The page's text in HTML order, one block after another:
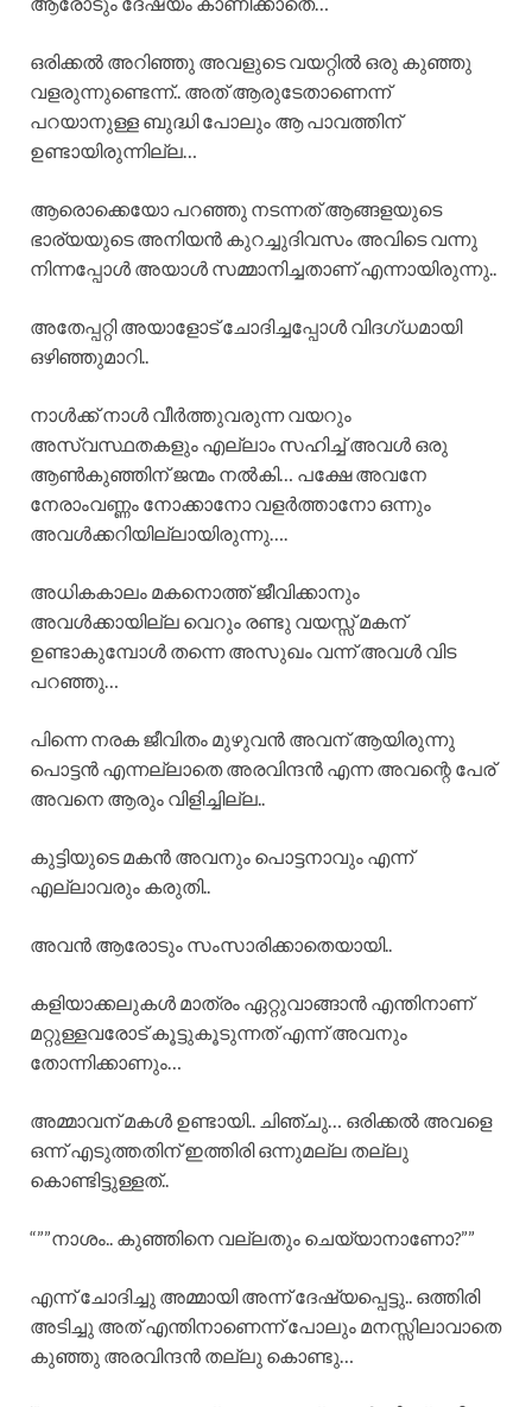
ഒരിക്കൽ അറിഞ്ഞു അവളുടെ വയറ്റിൽ ഒരു കുഞ്ഞു
വളരുന്നുണ്ടെന്ന്.. അത് ആരുടേതാണെന്ന്
പറയാനുള്ള ബുദ്ധി പോലും ആ പാവത്തിന്
ഉണ്ടായിരുന്നില്ല…
ആരൊക്കെയോ പറഞ്ഞു നടന്നത് ആങ്ങളയുടെ
ഭാര്യയുടെ അനിയൻ കുറച്ചുദിവസം അവിടെ വന്നു
നിന്നപ്പോൾ അയാൾ സമ്മാനിച്ചതാണ് എന്നായിരുന്നു..
അതേപ്പറ്റി അയാളോട് ചോദിച്ചപ്പോൾ വിദഗ്ധമായി
ഒഴിഞ്ഞുമാറി..
നാൾക്ക് നാൾ വീർത്തുവരുന്ന വയറും
അസ്വസ്ഥതകളും എല്ലാം സഹിച്ച് അവൾ ഒരു
ആൺകുഞ്ഞിന് ജന്മം നൽകി… പക്ഷേ അവനേ
നേരാംവണ്ണം നോക്കാനോ വളർത്താനോ ഒന്നും
അവൾക്കറിയില്ലായിരുന്നു….
അധികകാലം മകനൊത്ത് ജീവിക്കാനും
അവൾക്കായില്ല വെറും രണ്ടു വയസ്സ് മകന്
ഉണ്ടാകുമ്പോൾ തന്നെ അസുഖം വന്ന് അവൾ വിട
പറഞ്ഞു…
പിന്നെ നരക ജീവിതം മുഴുവൻ അവന് ആയിരുന്നു
പൊട്ടൻ എന്നല്ലാതെ അരവിന്ദൻ എന്ന അവന്റെ പേര്
അവനെ ആരും വിളിച്ചില്ല..
കുട്ടിയുടെ മകൻ അവനും പൊട്ടനാവും എന്ന്
എല്ലാവരും കരുതി..
അവൻ ആരോടും സംസാരിക്കാതെയായി..
കളിയാക്കലുകൾ മാത്രം ഏറ്റുവാങ്ങാൻ എന്തിനാണ്
മറ്റുള്ളവരോട് കൂട്ടുകൂടുന്നത് എന്ന് അവനും
തോന്നിക്കാണും…
അമ്മാവന് മകൾ ഉണ്ടായി.. ചിഞ്ചു… ഒരിക്കൽ അവളെ
ഒന്ന് എടുത്തതിന് ഇത്തിരി ഒന്നുമല്ല തല്ലു
കൊണ്ടിട്ടുള്ളത്..
“””നാശം.. കുഞ്ഞിനെ വല്ലതും ചെയ്യാനാണോ?””
എന്ന് ചോദിച്ചു അമ്മായി അന്ന് ദേഷ്യപ്പെട്ടു.. ഒത്തിരി
അടിച്ചു അത് എന്തിനാണെന്ന് പോലും മനസ്സിലാവാതെ
കുഞ്ഞു അരവിന്ദൻ തല്ലു കൊണ്ടു…